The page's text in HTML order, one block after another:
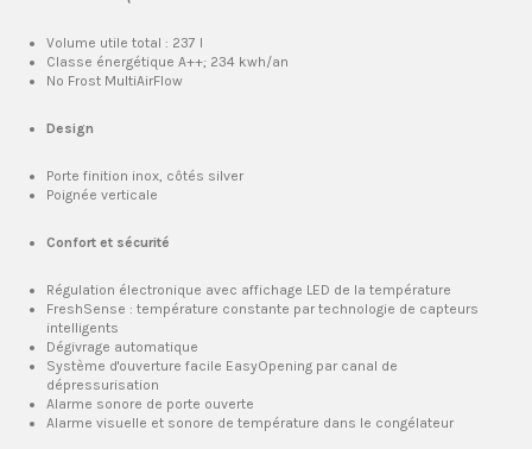
Volume utile total : 237 I
Classe énergétique A++; 234 kwh/an
No Frost MultiAirFlow
Design
Porte finition inox, côtés silver
Poignée verticale
Confort et sécurité
Régulation électronique avec affichage LED de la température
FreshSense : température constante par technologie de capteurs
intelligents
Dégivrage automatique
Système d'ouverture facile EasyOpening par canal de
dépressurisation
Alarme sonore de porte ouverte
Alarme visuelle et sonore de température dans le congélateur